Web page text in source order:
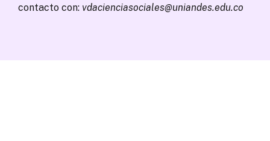
contacto con: vdacienciasociales@uniandes.edu.co